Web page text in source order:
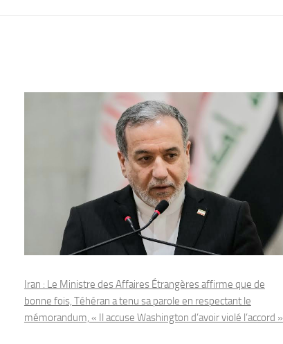
Iran : Le Ministre des Affaires Étrangères affirme que de
bonne fois, Téhéran a tenu sa parole en respectant le
mémorandum, « Il accuse Washington d’avoir violé l’accord »